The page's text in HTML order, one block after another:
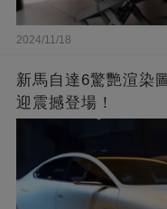
2024/11/18
新馬自達6驚艷渲染
迎震撼登場！